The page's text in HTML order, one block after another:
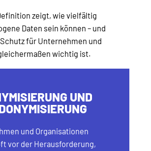
zeigt, wie vielfältig
Daten sein können – und
für Unternehmen und
wichtig ist.
UND
und Organisationen
vor der Herausforderung,